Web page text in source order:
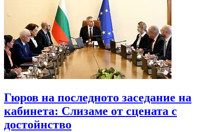
Гюров на последното заседание на
кабинета: Слизаме от сцената с
достойнство